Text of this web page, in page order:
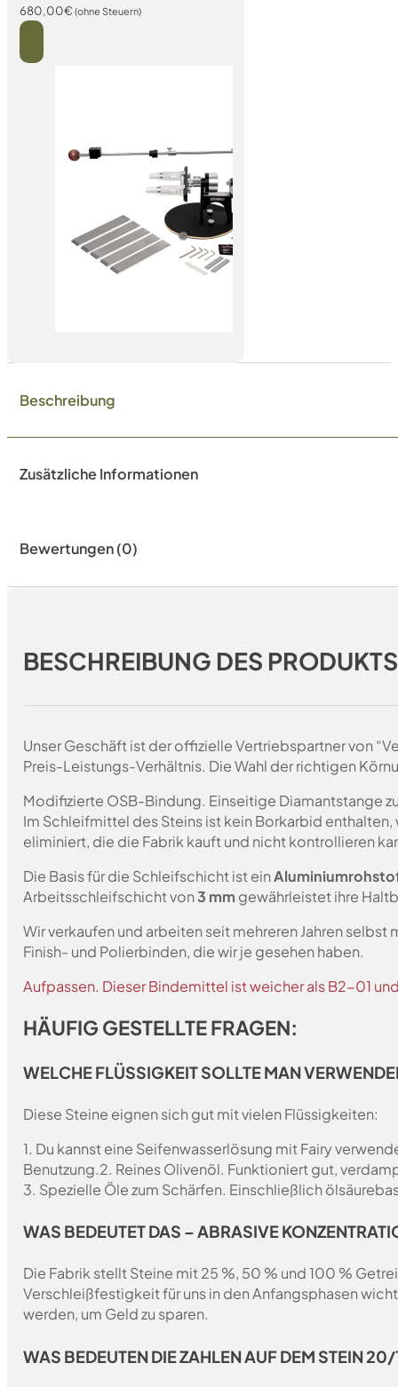
680,00€(ohne Steuern)
Beschreibung
Zusätzliche Informationen
Bewertungen (0)
BESCHREIBUNG DES PRODUKTS
Unser Geschäft ist der offizielle Vertriebspartner von
Preis-Leistungs-Verhältnis. Die Wahl der richtigen
Modifizierte OSB-Bindung. Einseitige Diamantstange
Im Schleifmittel des Steins ist kein Borkarbid
eliminiert, die die Fabrik kauft und nicht kontrollieren
Die Basis für die Schleifschicht ist ein
Arbeitsschleifschicht von3 mm gewährleistet ihre
Wir verkaufen und arbeiten seit mehreren Jahren
Finish- und Polierbinden, die wir je gesehen haben.
Aufpassen. Dieser Bindemittel ist weicher als B2-01
HÄUFIG GESTELLTE FRAGEN:
WELCHE FLÜSSIGKEIT SOLLTE MAN
Diese Steine eignen sich gut mit vielen Flüssigkeiten:
1. Du kannst eine Seifenwasserlösung mit Fairy
Benutzung.2. Reines Olivenöl. Funktioniert gut,
3. Spezielle Öle zum Schärfen. Einschließlich
WAS BEDEUTET DAS – ABRASIVE
Die Fabrik stellt Steine mit 25 %, 50 % und 100 %
Verschleißfestigkeit für uns in den Anfangsphasen
werden, um Geld zu sparen.
WAS BEDEUTEN DIE ZAHLEN AUF DEM STEIN